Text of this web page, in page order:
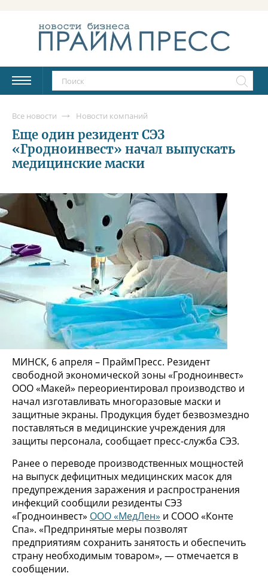
Все новости Новости компаний
Еще один резидент СЭЗ
«Гродноинвест» начал выпускать
медицинские маски
МИНСК, 6 апреля – ПраймПресс. Резидент
свободной экономической зоны «Гродноинвест»
ООО «Макей» переориентировал производство и
начал изготавливать многоразовые маски и
защитные экраны. Продукция будет безвозмездно
поставляться в медицинские учреждения для
защиты персонала, сообщает пресс-служба СЭЗ.
Ранее о переводе производственных мощностей
на выпуск дефицитных медицинских масок для
предупреждения заражения и распространения
инфекций сообщили резиденты СЭЗ
«Гродноинвест» ООО «МедЛен» и СООО «Конте
Спа». «Предпринятые меры позволят
предприятиям сохранить занятость и обеспечить
страну необходимым товаром», — отмечается в
сообщении.